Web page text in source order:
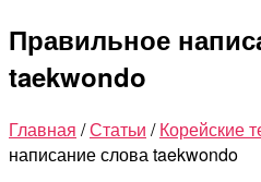
Правильное
taekwondo
Главная /Статьи / Корейские
написание слова taekwondo